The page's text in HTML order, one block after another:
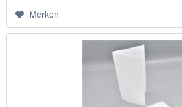
Merken